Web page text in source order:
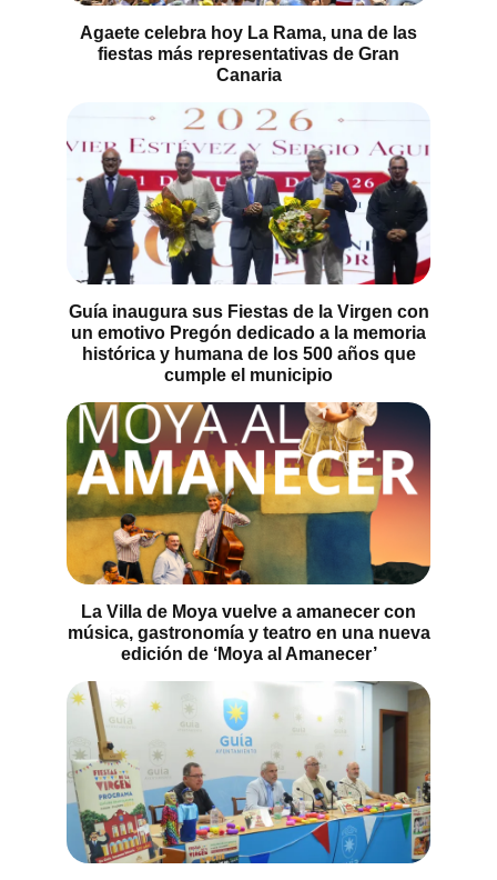
Agaete celebra hoy La Rama, una de las
fiestas más representativas de Gran
Canaria
Guía inaugura sus Fiestas de la Virgen con
un emotivo Pregón dedicado a la memoria
histórica y humana de los 500 años que
cumple el municipio
La Villa de Moya vuelve a amanecer con
música, gastronomía y teatro en una nueva
edición de ‘Moya al Amanecer’